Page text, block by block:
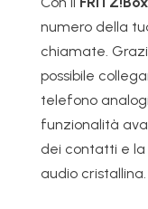
numero della
chiamate.
possibile
telefono
funzionalità
dei contatti e
audio cristallina.